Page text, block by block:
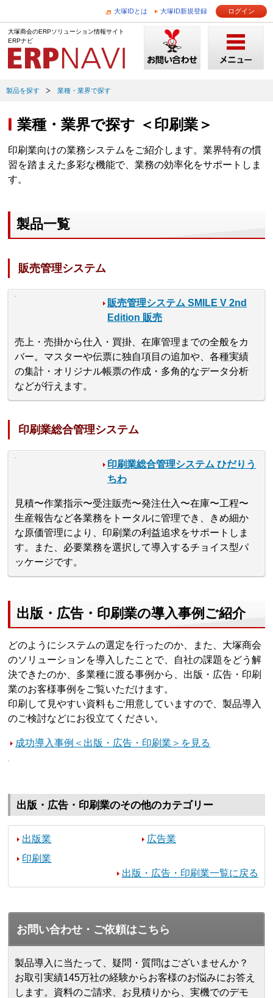
大塚IDとは 大塚ID新規登録 ログイン
大塚商会のERPソリューション情報サイト
ERPナビ
製品を探す 業種・業界で探す
業種・業界で探す ＜印刷業＞
印刷業向けの業務システムをご紹介します。業界特有の慣
習を踏まえた多彩な機能で、業務の効率化をサポートしま
す。
製品一覧
販売管理システム
販売管理システム SMILE V 2nd
Edition 販売
売上・売掛から仕入・買掛、在庫管理までの全般をカ
バー。マスターや伝票に独自項目の追加や、各種実績
の集計・オリジナル帳票の作成・多角的なデータ分析
などが行えます。
印刷業総合管理システム
印刷業総合管理システム ひだりう
ちわ
見積〜作業指示〜受注販売〜発注仕入〜在庫〜工程〜
生産報告など各業務をトータルに管理でき、きめ細か
な原価管理により、印刷業の利益追求をサポートしま
す。また、必要業務を選択して導入するチョイス型パ
ッケージです。
出版・広告・印刷業の導入事例ご紹介
どのようにシステムの選定を行ったのか、また、大塚商会
のソリューションを導入したことで、自社の課題をどう解
決できたのか、多業種に渡る事例から、出版・広告・印刷
業のお客様事例をご覧いただけます。
印刷して見やすい資料もご用意していますので、製品導入
のご検討などにお役立てください。
成功導入事例＜出版・広告・印刷業＞を見る
出版・広告・印刷業のその他のカテゴリー
出版業
広告業
印刷業
出版・広告・印刷業一覧に戻る
お問い合わせ・ご依頼はこちら
製品導入に当たって、疑問・質問はございませんか？
お取引実績145万社の経験からお客様のお悩みにお答え
します。 資料のご請求、お見積りから、実機でのデモ